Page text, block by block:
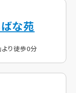
な苑
より徒歩0分